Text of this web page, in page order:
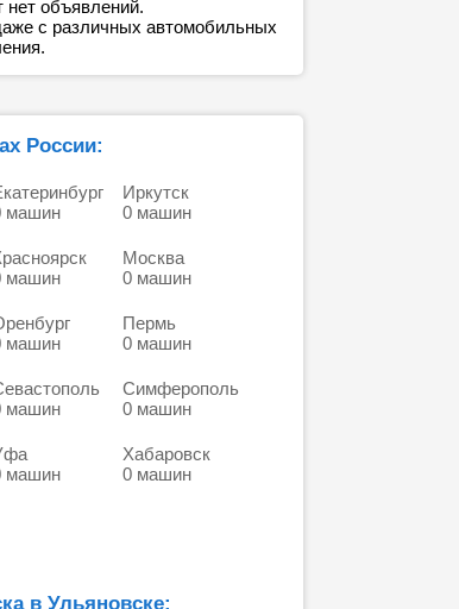
объявлений.
с различных автомобильных
России:
машин
Иркутск
0 машин
машин
Москва
0 машин
машин
Пермь
0 машин
машин
Симферополь
0 машин
машин
Хабаровск
0 машин
в Ульяновске: